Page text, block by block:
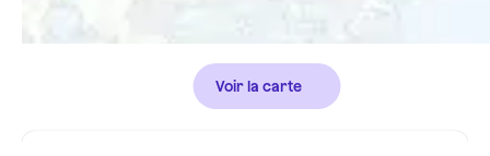
Voir la carte